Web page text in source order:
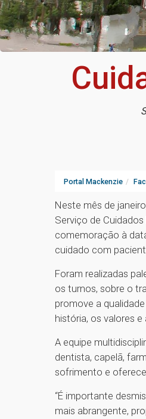
Portal Mackenzie
Neste mês de
Serviço de
comemoração à
cuidado com
Foram realizadas
os turnos, sobre o
promove a
história, os valores
A equipe
dentista, capelã,
sofrimento e
“É importante
mais abrangente,